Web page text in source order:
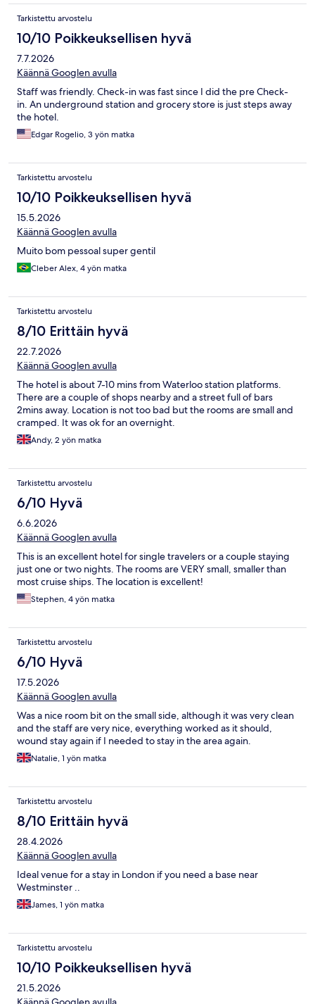
Tarkistettu arvostelu
10/10 Poikkeuksellisen hyvä
7.7.2026
Käännä Googlen avulla
Staff was friendly. Check-in was fast since I did the pre Check-
in. An underground station and grocery store is just steps away
the hotel.
Edgar Rogelio, 3 yön matka
Tarkistettu arvostelu
10/10 Poikkeuksellisen hyvä
15.5.2026
Käännä Googlen avulla
Muito bom pessoal super gentil
Cleber Alex, 4 yön matka
Tarkistettu arvostelu
8/10 Erittäin hyvä
22.7.2026
Käännä Googlen avulla
The hotel is about 7-10 mins from Waterloo station platforms.
There are a couple of shops nearby and a street full of bars
2mins away. Location is not too bad but the rooms are small and
cramped. It was ok for an overnight.
Andy, 2 yön matka
Tarkistettu arvostelu
6/10 Hyvä
6.6.2026
Käännä Googlen avulla
This is an excellent hotel for single travelers or a couple staying
just one or two nights. The rooms are VERY small, smaller than
most cruise ships. The location is excellent!
Stephen, 4 yön matka
Tarkistettu arvostelu
6/10 Hyvä
17.5.2026
Käännä Googlen avulla
Was a nice room bit on the small side, although it was very clean
and the staff are very nice, everything worked as it should,
wound stay again if I needed to stay in the area again.
Natalie, 1 yön matka
Tarkistettu arvostelu
8/10 Erittäin hyvä
28.4.2026
Käännä Googlen avulla
Ideal venue for a stay in London if you need a base near
Westminster ..
James, 1 yön matka
Tarkistettu arvostelu
10/10 Poikkeuksellisen hyvä
21.5.2026